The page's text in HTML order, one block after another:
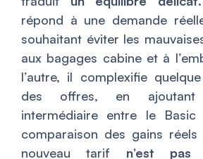
répond à une demande
souhaitant éviter les
aux bagages cabine et à
l’autre, il complexifie
des offres, en ajoutant
intermédiaire entre le
comparaison des gains
nouveau tarif n’est pas